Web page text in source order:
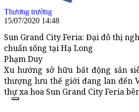
Thương trường
15/07/2020 14:48
Sun Grand City Feria: Đại đô thị
chuẩn sống tại Hạ Long
Phạm Duy
Xu hướng sở hữu bất động sản
thượng lưu thế giới đang lan đến
thự xa hoa Sun Grand City Feria